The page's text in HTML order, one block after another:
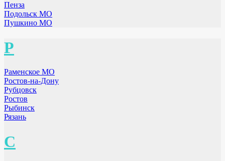
Пенза
Подольск МО
Пушкино МО
Р
Раменское МО
Ростов-на-Дону
Рубцовск
Ростов
Рыбинск
Рязань
С